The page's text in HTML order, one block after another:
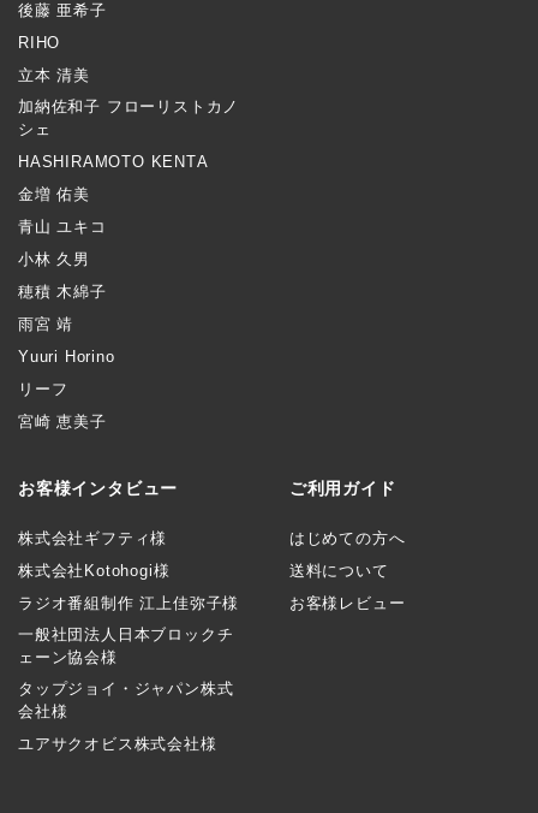
後藤 亜希子
RIHO
立本 清美
加納佐和子 フローリストカノ
シェ
HASHIRAMOTO KENTA
金増 佑美
青山 ユキコ
小林 久男
穂積 木綿子
雨宮 靖
Yuuri Horino
リーフ
宮崎 恵美子
お客様インタビュー
株式会社ギフティ様
株式会社Kotohogi様
ラジオ番組制作 江上佳弥子様
一般社団法人日本ブロックチ
ェーン協会様
タップジョイ・ジャパン株式
会社様
ユアサクオビス株式会社様
ご利用ガイド
はじめての方へ
送料について
お客様レビュー